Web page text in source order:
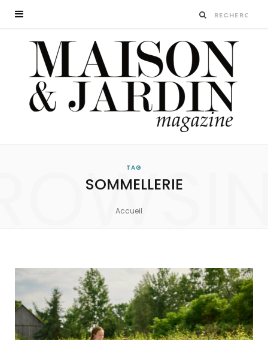
TAG
SOMMELLERIE
Accueil